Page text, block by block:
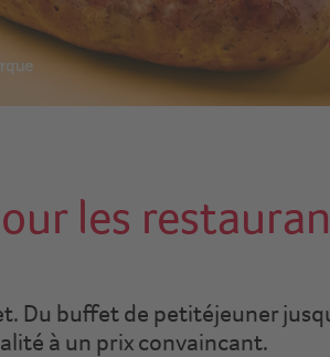
les
Du buffet de petitéjeuner
à un prix convaincant.